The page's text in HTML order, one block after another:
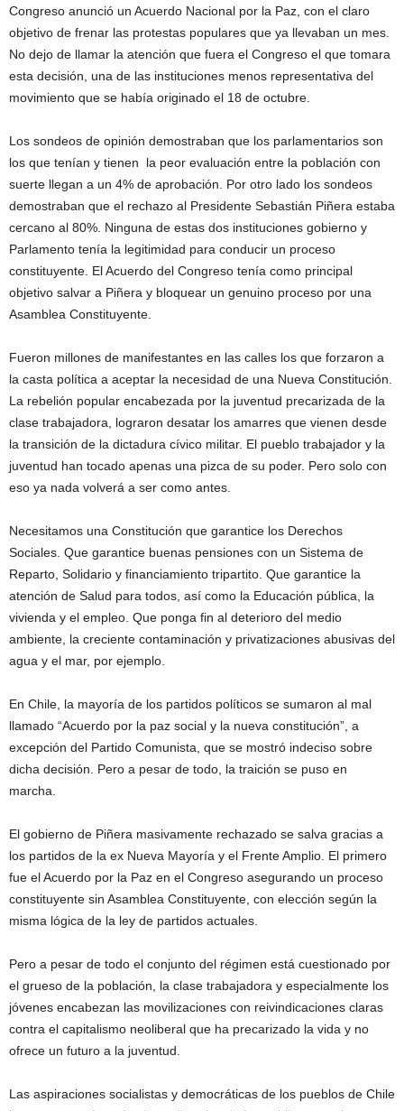
Congreso anunció un Acuerdo Nacional por la Paz, con el claro
objetivo de frenar las protestas populares que ya llevaban un mes.
No dejo de llamar la atención que fuera el Congreso el que tomara
esta decisión, una de las instituciones menos representativa del
movimiento que se había originado el 18 de octubre.
Los sondeos de opinión demostraban que los parlamentarios son
los que tenían y tienen la peor evaluación entre la población con
suerte llegan a un 4% de aprobación. Por otro lado los sondeos
demostraban que el rechazo al Presidente Sebastián Piñera estaba
cercano al 80%. Ninguna de estas dos instituciones gobierno y
Parlamento tenía la legitimidad para conducir un proceso
constituyente. El Acuerdo del Congreso tenía como principal
objetivo salvar a Piñera y bloquear un genuino proceso por una
Asamblea Constituyente.
Fueron millones de manifestantes en las calles los que forzaron a
la casta política a aceptar la necesidad de una Nueva Constitución.
La rebelión popular encabezada por la juventud precarizada de la
clase trabajadora, lograron desatar los amarres que vienen desde
la transición de la dictadura cívico militar. El pueblo trabajador y la
juventud han tocado apenas una pizca de su poder. Pero solo con
eso ya nada volverá a ser como antes.
Necesitamos una Constitución que garantice los Derechos
Sociales. Que garantice buenas pensiones con un Sistema de
Reparto, Solidario y financiamiento tripartito. Que garantice la
atención de Salud para todos, así como la Educación pública, la
vivienda y el empleo. Que ponga fin al deterioro del medio
ambiente, la creciente contaminación y privatizaciones abusivas del
agua y el mar, por ejemplo.
En Chile, la mayoría de los partidos políticos se sumaron al mal
llamado “Acuerdo por la paz social y la nueva constitución”, a
excepción del Partido Comunista, que se mostró indeciso sobre
dicha decisión. Pero a pesar de todo, la traición se puso en
marcha.
El gobierno de Piñera masivamente rechazado se salva gracias a
los partidos de la ex Nueva Mayoría y el Frente Amplio. El primero
fue el Acuerdo por la Paz en el Congreso asegurando un proceso
constituyente sin Asamblea Constituyente, con elección según la
misma lógica de la ley de partidos actuales.
Pero a pesar de todo el conjunto del régimen está cuestionado por
el grueso de la población, la clase trabajadora y especialmente los
jóvenes encabezan las movilizaciones con reivindicaciones claras
contra el capitalismo neoliberal que ha precarizado la vida y no
ofrece un futuro a la juventud.
Las aspiraciones socialistas y democráticas de los pueblos de Chile